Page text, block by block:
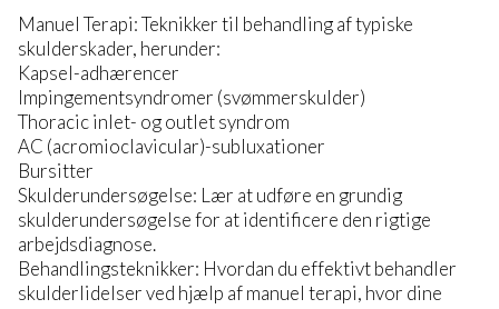
Manuel Terapi: Teknikker til behandling af typiske
skulderskader, herunder:
Kapsel-adhærencer
Impingementsyndromer (svømmerskulder)
Thoracic inlet- og outlet syndrom
AC (acromioclavicular)-subluxationer
Bursitter
Skulderundersøgelse: Lær at udføre en grundig
skulderundersøgelse for at identificere den rigtige
arbejdsdiagnose.
Behandlingsteknikker: Hvordan du effektivt behandler
skulderlidelser ved hjælp af manuel terapi, hvor dine